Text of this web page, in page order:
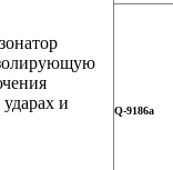
и
Q-9186а